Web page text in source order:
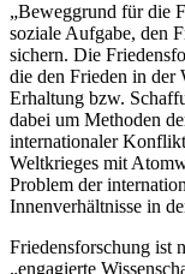
„Beweggrund für die
soziale Aufgabe, den
sichern. Die
die den Frieden in der
Erhaltung bzw.
dabei um Methoden
internationaler
Weltkrieges mit
Problem der
Innenverhältnisse in
Friedensforschung ist
„engagierte